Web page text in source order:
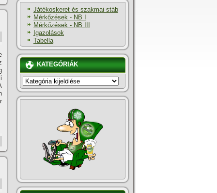
Játékoskeret és szakmai stáb
Mérkőzések - NB I
Mérkőzések - NB III
Igazolások
Tabella
KATEGÓRIÁK
KATEGÓRIÁK